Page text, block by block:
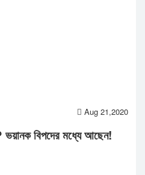
Aug 21,2020
ভয়ানক বিপদের মধ্যে আছেন!